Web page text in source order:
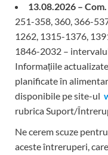
13.08.2026 –
251-358, 360, 366-
1262, 1315-1376,
1846-2032 –
Informațiile
planificate în
disponibile pe site-ul
rubrica Suport/
Ne cerem scuze
aceste întreruperi,